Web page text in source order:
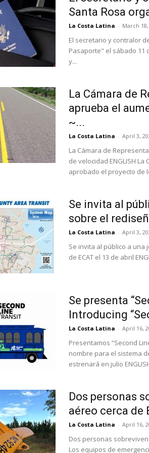
Santa Rosa
La Costa Latina - March
El secretario y contralor
Pasaporte" el sábado 11
y...
La Cámara de
aprueba el
~...
La Costa Latina - April 3,
La Cámara de
de velocidad ENGLISH
aprobado el proyecto de
Se invita al
sobre el
La Costa Latina - April 3,
Se invita al público a
de ECAT el 13 de abril
Se presenta
Introducing
La Costa Latina - April 16,
Presentamos “Second
nombre para el sistema
estrenará en julio
Dos personas
aéreo cerca de
La Costa Latina - April 16,
Dos personas sobreviven
Los equipos de